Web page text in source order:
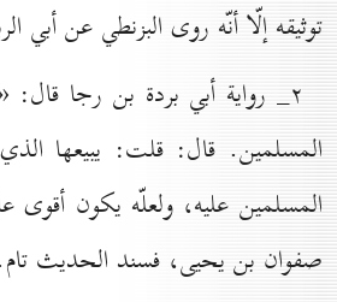
توثيقه إلّا أنّه روى البزنطي عن أبي
۲_ رواية أبي بردة بن رجا
المسلمين. قال: قلت: يبيعها
المسلمين عليه، ولعلّه يكون أقوى
صفوان بن يحيى، فسند الحديث